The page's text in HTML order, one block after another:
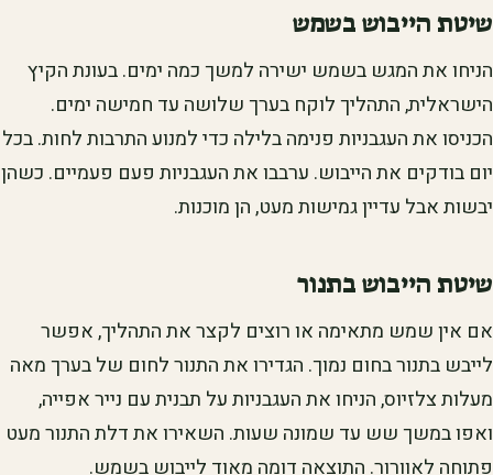
שיטת הייבוש בשמש
הניחו את המגש בשמש ישירה למשך כמה ימים. בעונת הקיץ
הישראלית, התהליך לוקח בערך שלושה עד חמישה ימים.
הכניסו את העגבניות פנימה בלילה כדי למנוע התרבות לחות. בכל
יום בודקים את הייבוש. ערבבו את העגבניות פעם פעמיים. כשהן
יבשות אבל עדיין גמישות מעט, הן מוכנות.
שיטת הייבוש בתנור
אם אין שמש מתאימה או רוצים לקצר את התהליך, אפשר
לייבש בתנור בחום נמוך. הגדירו את התנור לחום של בערך מאה
מעלות צלזיוס, הניחו את העגבניות על תבנית עם נייר אפייה,
ואפו במשך שש עד שמונה שעות. השאירו את דלת התנור מעט
פתוחה לאוורור. התוצאה דומה מאוד לייבוש בשמש.